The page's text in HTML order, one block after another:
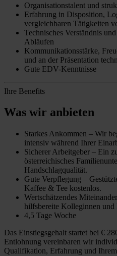
Organisationstalent und
Erfahrung in Disposition,
vergleichbaren Tätigkeiten
Technisches Verständnis
Abläufen
Kommunikationsstärke,
und an der Präsentation
Gute EDV-Kenntnisse
Ihre Benefits
Was wir anbieten
Starkes Ankommen – Wir
intensiv während Ihrer
Sicherer Arbeitgeber – Ein
österreichisches
Handschlagqualität.
Gute Verpflegung –
Kaffee & Tee kostenlos.
Wertschätzendes
hilfsbereite Kolleginnen und
4,5 Tage Woche
Das Einstiegsgehalt startet bei €
Entlohnung vereinbaren wir
Qualifikation, Erfahrung und